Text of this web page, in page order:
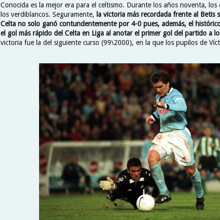
Conocida es la mejor era para el celtismo. Durante los años noventa, los
los verdiblancos. Seguramente, la victoria más recordada frente al Betis
Celta no solo ganó contundentemente por 4-0 pues, además, el
el gol más rápido del Celta en Liga al anotar el primer gol del partido a
victoria fue la del siguiente curso (99\2000), en la que los pupilos de